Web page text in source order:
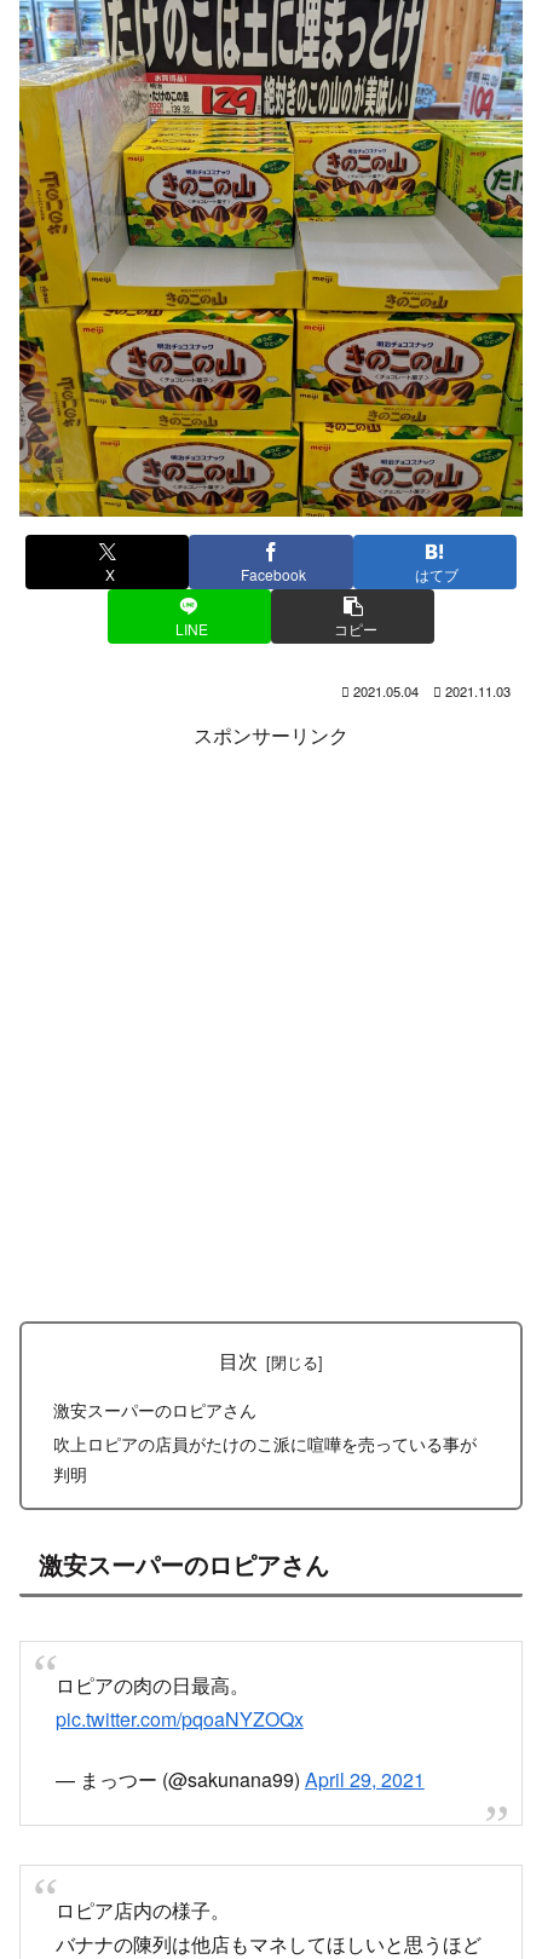
X Facebook はてブ
LINE コピー
2021.05.04 2021.11.03
スポンサーリンク
目次
激安スーパーのロピアさん
吹上ロピアの店員がたけのこ派に喧嘩を売っている事が
判明
激安スーパーのロピアさん
ロピアの肉の日最高。
pic.twitter.com/pqoaNYZOQx
— まっつー (@sakunana99) April 29, 2021
ロピア店内の様子。
バナナの陳列は他店もマネしてほしいと思うほど